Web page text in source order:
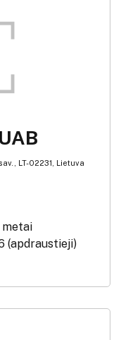
LT-02231, Lietuva
(apdraustieji)